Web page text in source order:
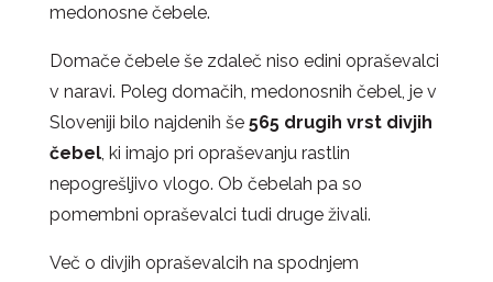
medonosne čebele.
Domače čebele še zdaleč niso edini opraševalci
v naravi. Poleg domačih, medonosnih čebel, je v
Sloveniji bilo najdenih še 565 drugih vrst divjih
čebel, ki imajo pri opraševanju rastlin
nepogrešljivo vlogo. Ob čebelah pa so
pomembni opraševalci tudi druge živali.
Več o divjih opraševalcih na spodnjem